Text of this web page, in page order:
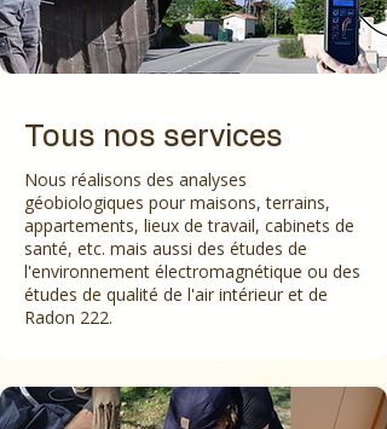
Tous nos services
Nous réalisons des analyses
géobiologiques pour maisons, terrains,
appartements, lieux de travail, cabinets de
santé, etc. mais aussi des études de
l'environnement électromagnétique ou des
études de qualité de l'air intérieur et de
Radon 222.